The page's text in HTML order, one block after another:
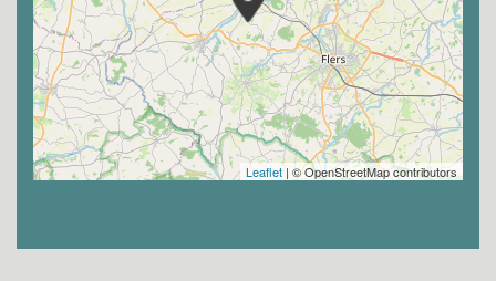
Leaflet | © OpenStreetMap contributors